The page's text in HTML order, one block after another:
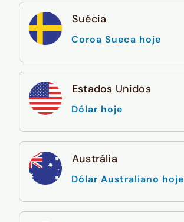
Suécia
Coroa Sueca hoje
Estados Unidos
Dólar hoje
Austrália
Dólar Australiano hoje